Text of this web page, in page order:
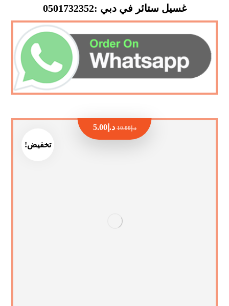
غسيل ستائر في دبي :0501732352
تخفيض!
د.إ10.00 د.إ5.00